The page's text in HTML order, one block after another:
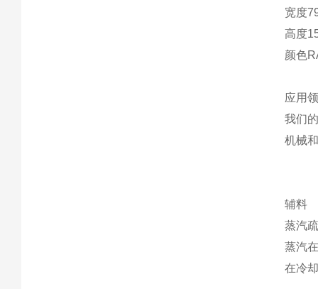
宽度
高度
颜色
应用
我们
机械
辅料
蒸汽
蒸汽
在冷